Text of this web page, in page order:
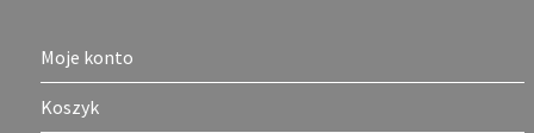
Moje konto
Koszyk